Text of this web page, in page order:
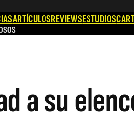
ARTÍCULOSREVIEWSESTUDIOS
a su